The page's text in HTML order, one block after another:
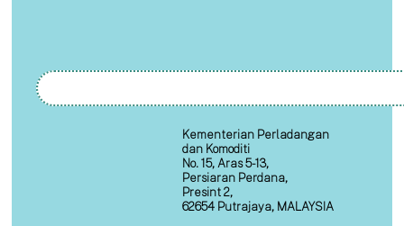
Kementerian Perladangan
dan Komoditi
No. 15, Aras 5-13,
Persiaran Perdana,
Presint 2,
62654 Putrajaya, MALAYSIA